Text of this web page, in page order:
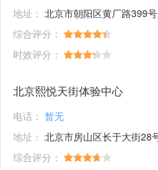
地址： 北京市朝阳区黄厂路399
综合评分：
时效评分：
北京熙悦天街体验中心
电话： 暂无
地址： 北京市房山区长于大街28
综合评分：